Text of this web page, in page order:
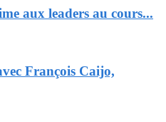
aux leaders au cours...
François Caijo,